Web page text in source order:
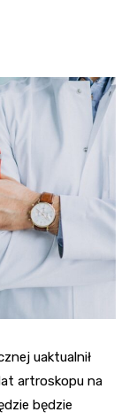
uaktualnił
artroskopu na
będzie